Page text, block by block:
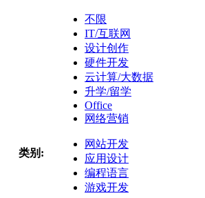
类别:
不限
IT/互联网
设计创作
硬件开发
云计算/大数据
升学/留学
Office
网络营销
网站开发
应用设计
编程语言
游戏开发